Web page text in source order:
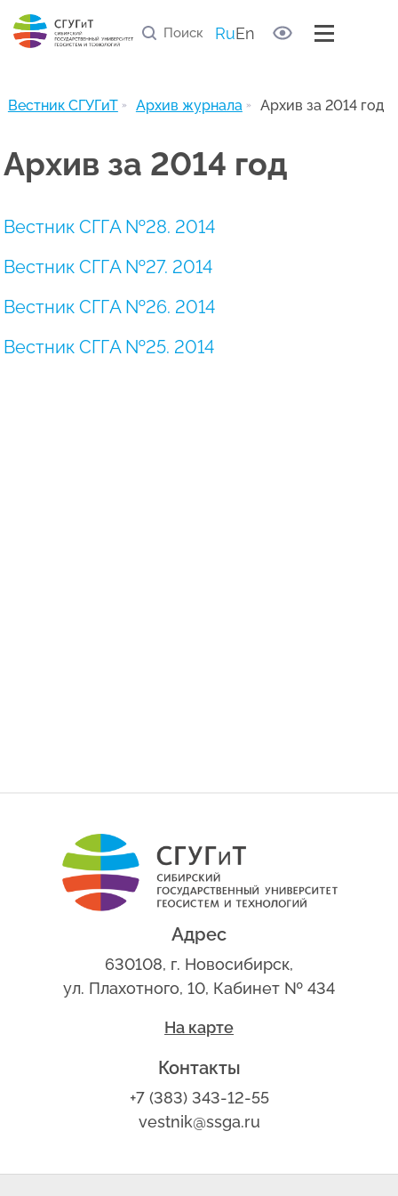
RuEn
Правила рецензирования статей
Список научных рецензентов
Полезные ссылки
Вестник СГУГиТ Архив журнала Архив за 2014 год
Архив за 2014 год
Вестник СГГА №28. 2014
Вестник СГГА №27. 2014
Вестник СГГА №26. 2014
Вестник СГГА №25. 2014
Адрес
630108, г. Новосибирск,
ул. Плахотного, 10, Кабинет № 434
На карте
Контакты
+7 (383) 343-12-55
vestnik@ssga.ru